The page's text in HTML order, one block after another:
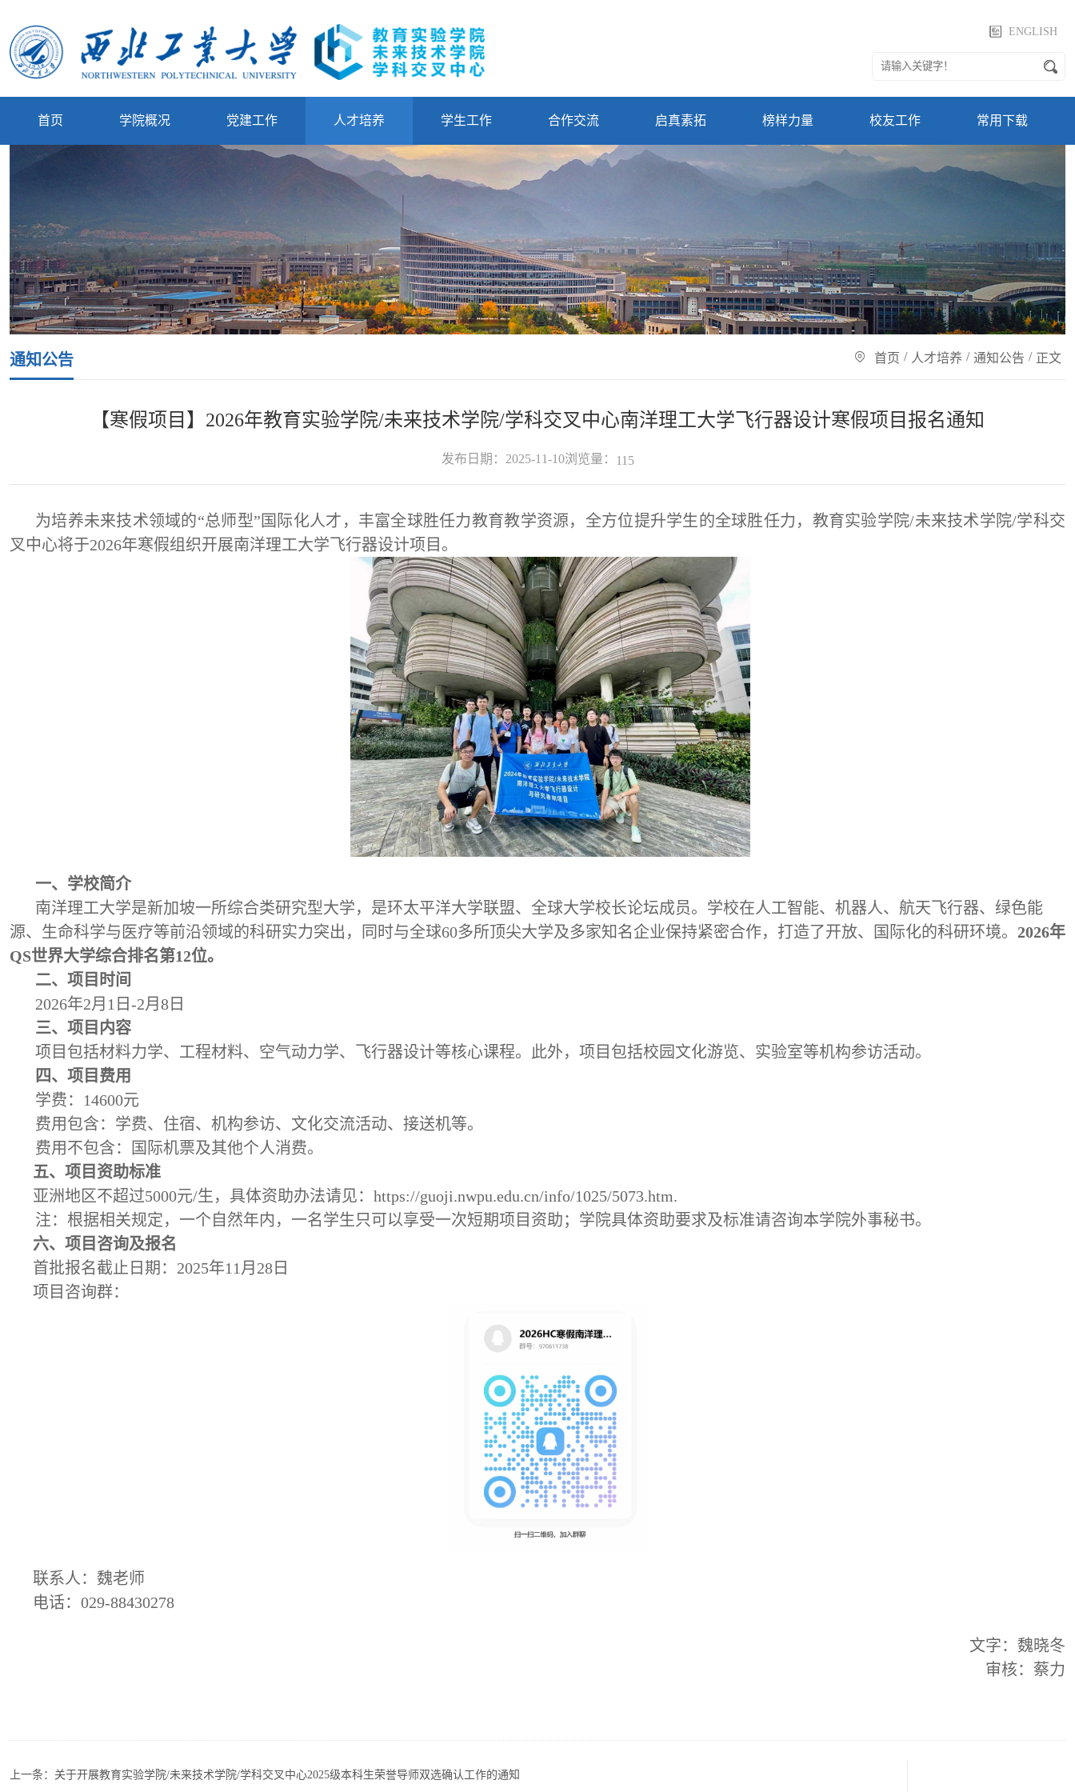
ENGLISH
首页 学院概况 党建工作 人才培养 学生工作 合作交流 启真素拓 榜样力量 校友工作 常用下载
通知公告 首页 / 人才培养 / 通知公告 / 正文
【寒假项目】2026年教育实验学院/未来技术学院/学科交叉中心南洋理工大学飞行器设计寒假项目报名通知
发布日期：2025-11-10浏览量： 115
为培养未来技术领域的“总师型”国际化人才，丰富全球胜任力教育教学资源，全方位提升学生的全球胜任力，教育实验学院/未来技术学院/学科交
叉中心将于2026年寒假组织开展南洋理工大学飞行器设计项目。
一、学校简介
南洋理工大学是新加坡一所综合类研究型大学，是环太平洋大学联盟、全球大学校长论坛成员。学校在人工智能、机器人、航天飞行器、绿色能
源、生命科学与医疗等前沿领域的科研实力突出，同时与全球60多所顶尖大学及多家知名企业保持紧密合作，打造了开放、国际化的科研环境。 2026年
QS世界大学综合排名第12位。
二、项目时间
2026年2月1日-2月8日
三、项目内容
项目包括材料力学、工程材料、空气动力学、飞行器设计等核心课程。此外，项目包括校园文化游览、实验室等机构参访活动。
四、项目费用
学费：14600元
费用包含：学费、住宿、机构参访、文化交流活动、接送机等。
费用不包含：国际机票及其他个人消费。
五、项目资助标准
亚洲地区不超过5000元/生，具体资助办法请见：https://guoji.nwpu.edu.cn/info/1025/5073.htm.
注：根据相关规定，一个自然年内，一名学生只可以享受一次短期项目资助；学院具体资助要求及标准请咨询本学院外事秘书。
六、项目咨询及报名
首批报名截止日期：2025年11月28日
项目咨询群：
联系人：魏老师
电话：029-88430278
文字：魏晓冬
审核：蔡力
上一条： 关于开展教育实验学院/未来技术学院/学科交叉中心2025级本科生荣誉导师双选确认工作的通知